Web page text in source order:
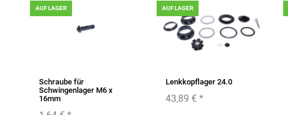
AUF LAGER
Schraube für
Schwingenlager M6 x
16mm
AUF LAGER
Lenkkopflager 24.0
43,89 € *